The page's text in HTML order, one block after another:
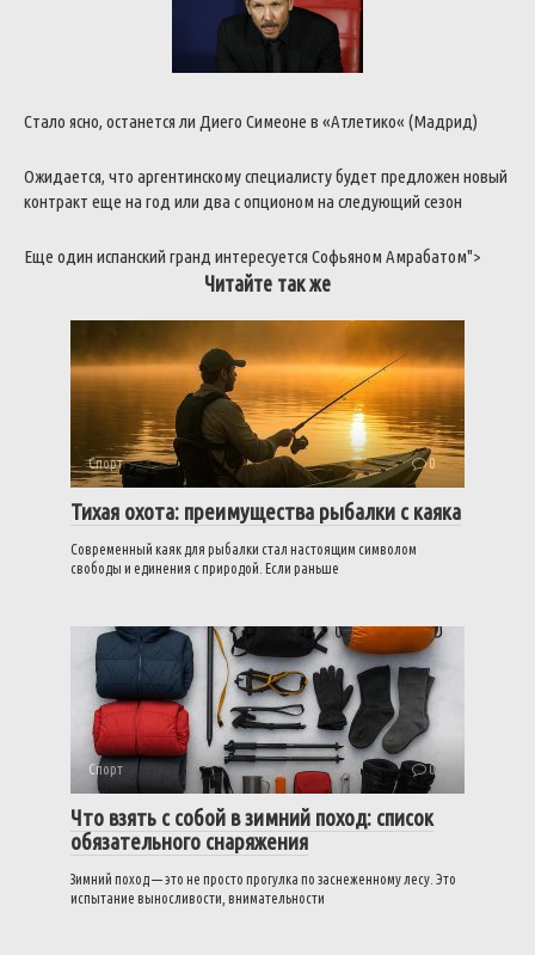
Стало ясно, останется ли Диего Симеоне в «Атлетико« (Мадрид)
Ожидается, что аргентинскомуспециалистубудет предложен новый
контракт еще на год или два сопционом на следующий сезон
Еще один испанский гранд интересуется Софьяном Амрабатом">
Читайте так же
Спорт 0
Тихая охота: преимущества рыбалки с каяка
Современный каяк для рыбалки стал настоящим символом
свободы и единения с природой. Если раньше
Спорт 0
Что взять с собой в зимний поход: список
обязательного снаряжения
Зимний поход — это не просто прогулка по заснеженному лесу. Это
испытание выносливости, внимательности